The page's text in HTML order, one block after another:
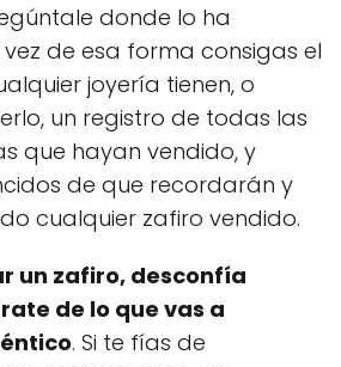
donde lo ha
de esa forma consigas el
joyería tienen, o
un registro de todas las
que hayan vendido, y
de que recordarán y
cualquier zafiro vendido.
un zafiro, desconfía
de lo que vas a
. Si te fías de